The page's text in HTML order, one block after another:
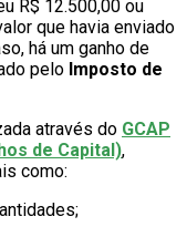
R$ 12.500,00 ou
que havia enviado
há um ganho de
pelo Imposto de
através do GCAP
de Capital),
como: